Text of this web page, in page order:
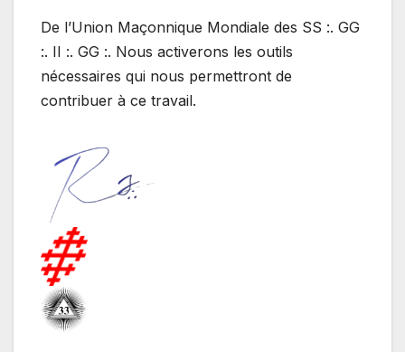
De l’Union Maçonnique Mondiale des SS :. GG
:. II :. GG :. Nous activerons les outils
nécessaires qui nous permettront de
contribuer à ce travail.